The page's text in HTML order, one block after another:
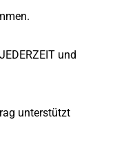
und
unterstützt